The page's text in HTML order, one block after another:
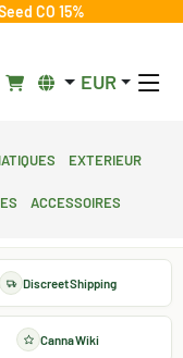
CO 15%
EUR
Exterieur
Accessoires
Discreet Shipping
Canna Wiki